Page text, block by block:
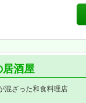
居酒屋
混ざった和食料理店